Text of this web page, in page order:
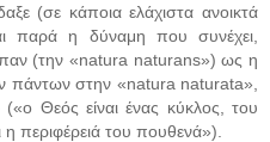
(σε κάποια ελάχιστα ανοικτά
παρά η δύναμη που συνέχει,
(την «natura naturans») ως η
πάντων στην «natura naturata»,
Θεός είναι ένας κύκλος, του
η περιφέρειά του πουθενά»).